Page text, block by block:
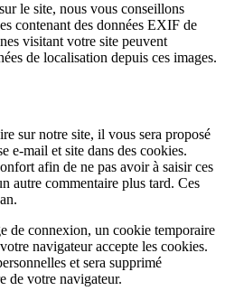
le site, nous vous conseillons
contenant des données EXIF de
visitant votre site peuvent
de localisation depuis ces images.
sur notre site, il vous sera proposé
e-mail et site dans des cookies.
afin de ne pas avoir à saisir ces
autre commentaire plus tard. Ces
de connexion, un cookie temporaire
navigateur accepte les cookies.
et sera supprimé
de votre navigateur.